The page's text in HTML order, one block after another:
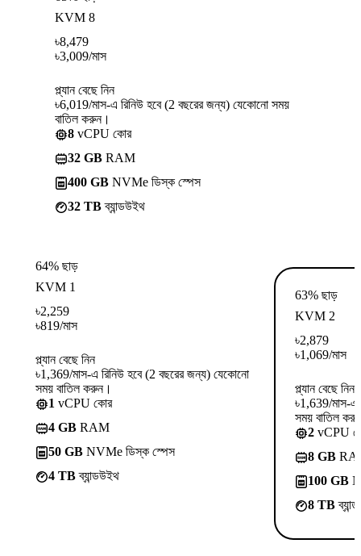
KVM 8
৳8,479
৳3,009/মাস
প্ল্যান বেছে নিন
৳6,019/মাস-এ রিনিউ হবে (2 বছরের জন্য) যেকোনো সময়
বাতিল করুন।
8 vCPU কোর
32 GB RAM
400 GB NVMe ডিস্ক স্পেস
32 TBব্যান্ডউইথ
64% ছাড়
KVM 1
৳2,259
৳819/মাস
প্ল্যান বেছে নিন
৳1,369/মাস-এ রিনিউ হবে (2 বছরের জন্য) যেকোনো
সময় বাতিল করুন।
1 vCPU কোর
4 GB RAM
50 GB NVMe ডিস্ক স্পেস
4 TBব্যান্ডউইথ
63% ছাড়
KVM 2
৳2,879
৳1,069/মাস
প্ল্যান বেছে নিন
৳1,639/মাস-এ
সময় বাতিল
2 vCPU
8 GB
100 GB
8 TB